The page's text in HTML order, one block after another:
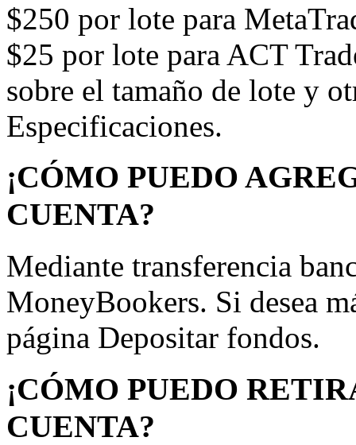
$250 por lote para
$25 por lote para ACT
sobre el tamaño de lote y
Especificaciones.
¡CÓMO PUEDO
CUENTA?
Mediante transferencia
MoneyBookers. Si desea
página Depositar fondos.
¡CÓMO PUEDO
CUENTA?